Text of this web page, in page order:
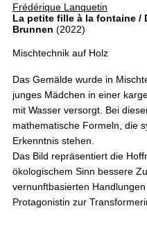
La petite fille à la fontaine /
Brunnen(2022)
junges Mädchen in einer
mit Wasser versorgt. Bei
mathematische Formeln, die
Erkenntnis stehen.
Das Bild repräsentiert die
ökologischem Sinn bessere
vernunftbasierten
Protagonistin zur